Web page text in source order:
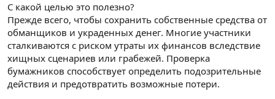
С какой целью это полезно?
Прежде всего, чтобы сохранить собственные средства от
обманщиков и украденных денег. Многие участники
сталкиваются с риском утраты их финансов вследствие
хищных сценариев или грабежей. Проверка
бумажников способствует определить подозрительные
действия и предотвратить возможные потери.